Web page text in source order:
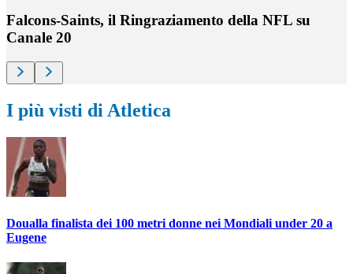
Falcons-Saints, il Ringraziamento della NFL su
Canale 20
I più visti di Atletica
Doualla finalista dei 100 metri donne nei Mondiali under 20 a
Eugene